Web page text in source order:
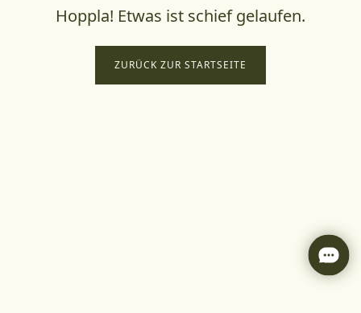
Hoppla! Etwas ist schief gelaufen.
ZURÜCK ZUR STARTSEITE